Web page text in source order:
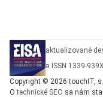
aktualizované
a ISSN 1339-
Copyright © 2026 touchIT,
Otechnické SEO sa nám